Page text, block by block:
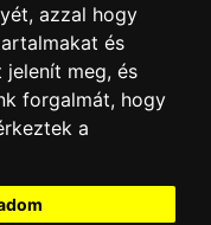
azzal hogy
és
meg, és
forgalmát, hogy
a